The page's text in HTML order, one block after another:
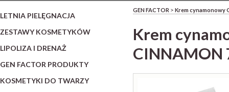
LETNIA PIELĘGNACJA
ZESTAWY KOSMETYKÓW
LIPOLIZA I DRENAŻ
GEN FACTOR PRODUKTY
KOSMETYKI DO TWARZY
GEN FACTOR > Krem cynamonowy
Krem
CINNAMON